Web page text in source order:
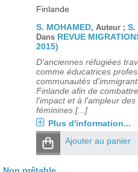
Finlande
S. MOHAMED, Auteur ; S.
Dans REVUE
2015)
D'anciennes réfugiées
comme éducatrices
communautés
Finlande afin de
l'impact et à l'ampleur
féminines [...]
Plus d'information...
Ajouter au panier